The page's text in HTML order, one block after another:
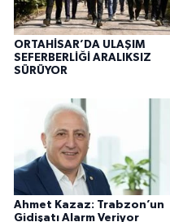
ORTAHİSAR’DA ULAŞIM
SEFERBERLİĞİ ARALIKSIZ
SÜRÜYOR
Ahmet Kazaz: Trabzon’un
Gidişatı Alarm Veriyor